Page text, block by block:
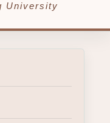
University